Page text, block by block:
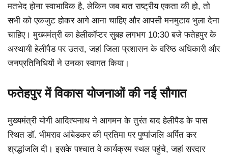
मतभेद होना स्वाभाविक है, लेकिन जब बात राष्ट्रीय एकता की हो, तो
सभी को एकजुट होकर आगे आना चाहिए और आपसी मनमुटाव भुला देना
चाहिए। मुख्यमंत्री का हेलीकॉप्टर सुबह लगभग 10:30 बजे फतेहपुर के
अस्थायी हेलीपैड पर उतरा, जहां जिला प्रशासन के वरिष्ठ अधिकारी और
जनप्रतिनिधियों ने उनका स्वागत किया।
फतेहपुर में विकास योजनाओं की नई सौगात
मुख्यमंत्री योगी आदित्यनाथ ने आगमन के तुरंत बाद हेलीपैड के पास
स्थित डॉ. भीमराव आंबेडकर की प्रतिमा पर पुष्पांजलि अर्पित कर
श्रद्धांजलि दी। इसके पश्चात वे कार्यक्रम स्थल पहुंचे, जहां सरदार